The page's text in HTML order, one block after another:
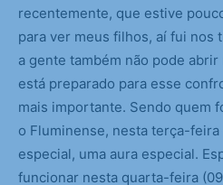
recentemente, que estive
para ver meus filhos, aí fui nos
a gente também não pode
está preparado para esse
mais importante. Sendo quem
o Fluminense, nesta terça-
especial, uma aura especial.
funcionar nesta quarta-feira